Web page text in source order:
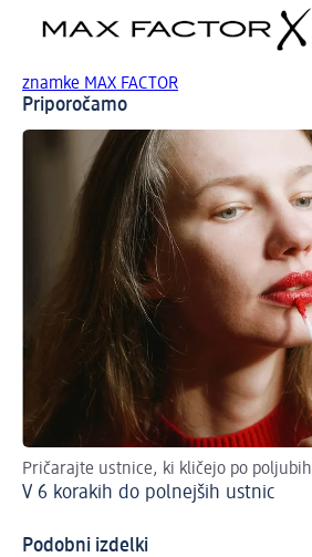
znamke MAX FACTOR
Priporočamo
Pričarajte ustnice, ki kličejo po poljubih
V 6 korakih do polnejših ustnic
Podobni izdelki